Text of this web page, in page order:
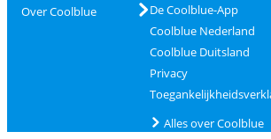
Over Coolblue
De Coolblue-App
Coolblue Nederland
Coolblue Duitsland
Privacy
Alles over Coolblue